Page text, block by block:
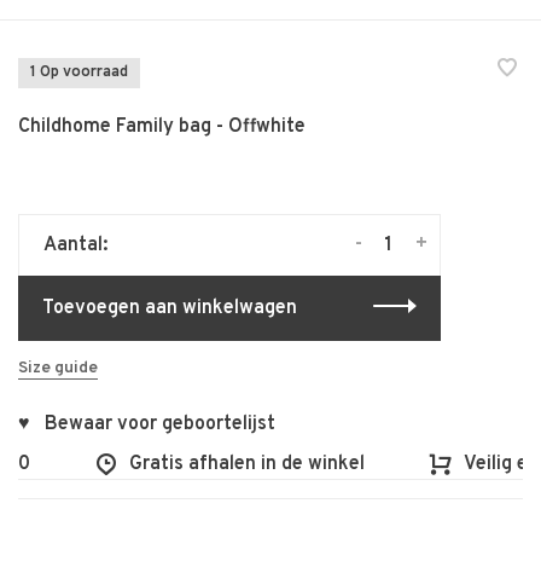
1 Op voorraad
Childhome Family bag - Offwhite
Aantal: +
-
Toevoegen aan winkelwagen
Size guide
♥ Bewaar voor geboortelijst
Gratis afhalen in de winkel Veilig